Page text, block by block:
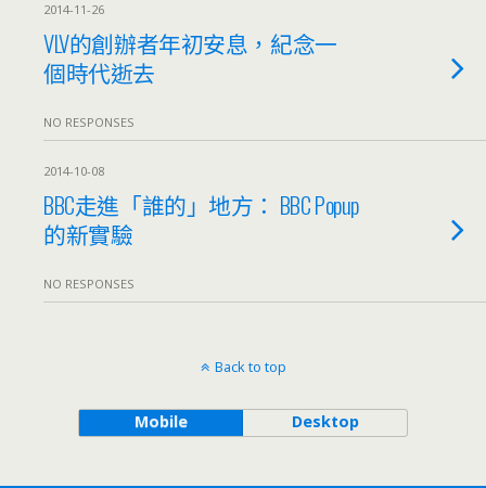
2014-11-26
VLV的創辦者年初安息，紀念一
個時代逝去
NO RESPONSES
2014-10-08
BBC走進「誰的」地方： BBC Popup
的新實驗
NO RESPONSES
Back to top
Mobile Desktop